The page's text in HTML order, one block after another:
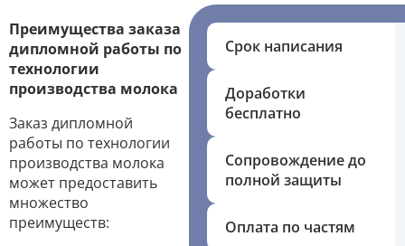
Преимущества заказа
дипломной работы по
технологии
производства молока
Заказ дипломной
работы по технологии
производства молока
может предоставить
множество
преимуществ:
Срок написания
Доработки
бесплатно
Сопровождение до
полной защиты
Оплата по частям